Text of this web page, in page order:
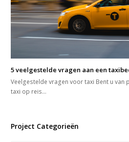
5 veelgestelde vragen aan een
Veelgestelde vragen voor taxi Bent u van
taxi op reis…
Project Categorieën